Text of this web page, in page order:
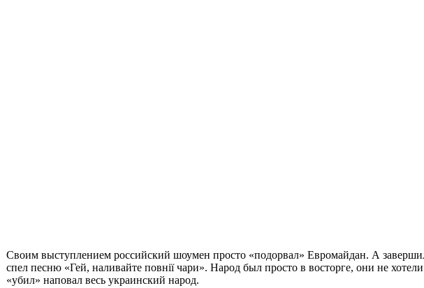
Своим выступлением российский шоумен просто «подорвал» Евромайдан. А
спел песню «Гей, наливайте повнії чари». Народ был просто в восторге, они не
«убил» наповал весь украинский народ.